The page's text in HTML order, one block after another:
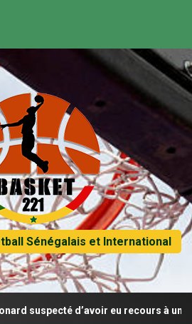
Sénégalais et International
d’avoir eu recours à un autre